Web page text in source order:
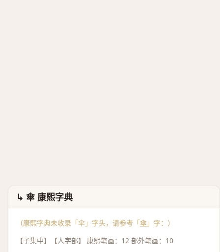
↳ 傘 康熙字典
（康熙字典未收录「伞」字头，请参考「傘 」字：）
【子集中】【人字部】 康熙笔画：12 部外笔画：10